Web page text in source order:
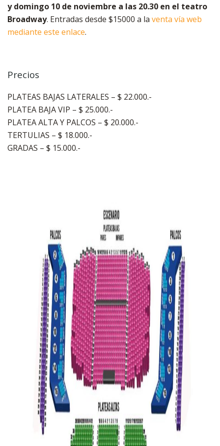
y domingo 10 de noviembre a las 20.30 en el teatro
Broadway. Entradas desde $15000 a la venta vía web
mediante este enlace.
Precios
PLATEAS BAJAS LATERALES – $ 22.000.-
PLATEA BAJA VIP – $ 25.000.-
PLATEA ALTA Y PALCOS – $ 20.000.-
TERTULIAS – $ 18.000.-
GRADAS – $ 15.000.-